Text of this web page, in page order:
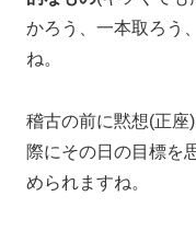
かろう、一本取ろう
ね。
稽古の前に黙想(正
際にその日の目標を
められますね。